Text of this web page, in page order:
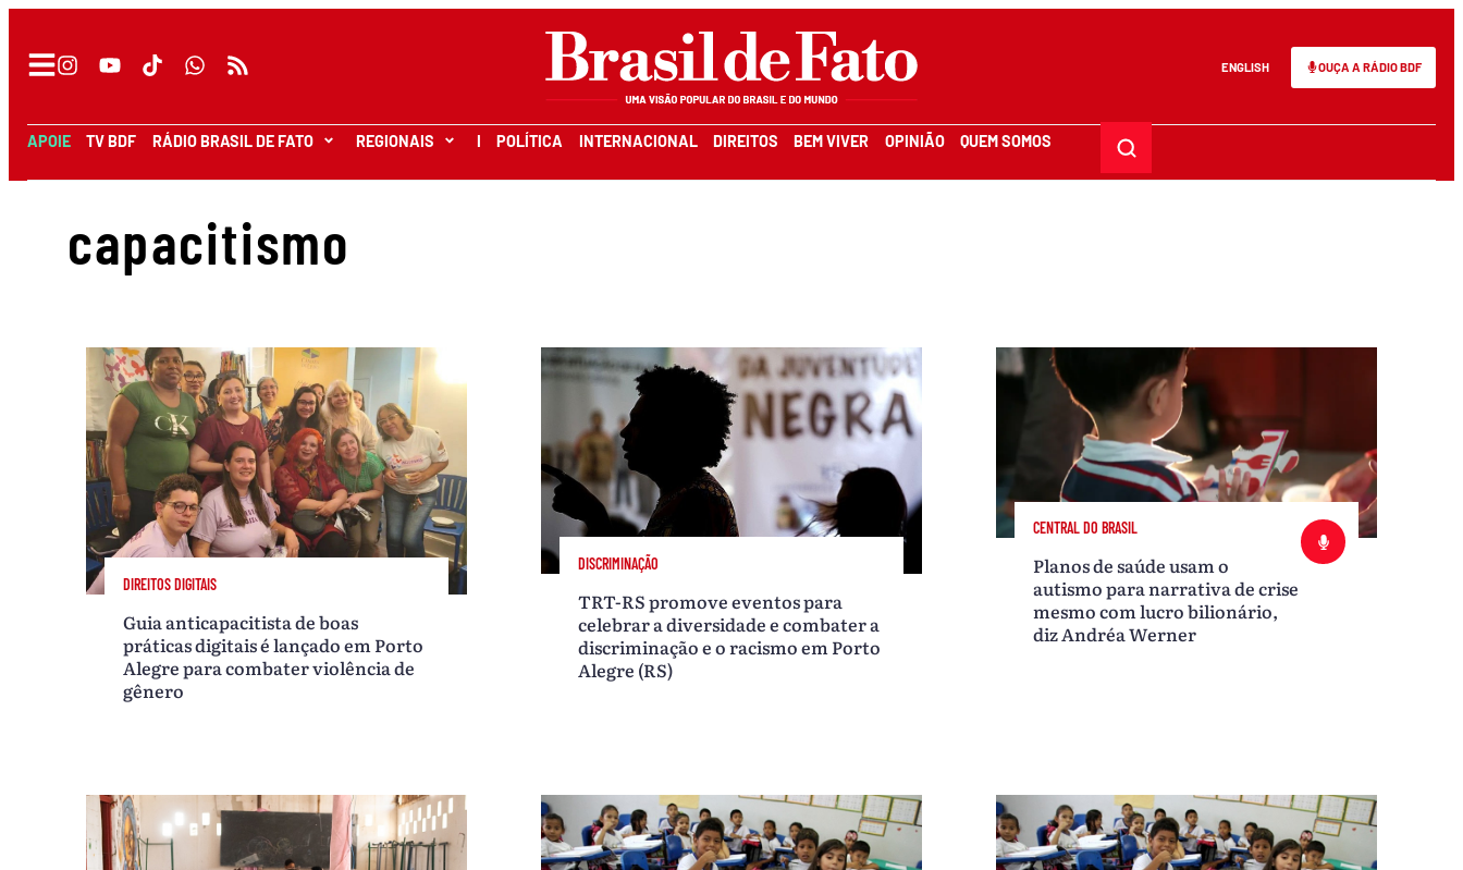
ENGLISH OUÇA A RÁDIO BDF
APOIE TV BDF RÁDIO BRASIL DE FATO REGIONAIS I POLÍTICA INTERNACIONAL DIREITOS BEM VIVER OPINIÃO QUEM SOMOS
capacitismo
DIREITOS DIGITAIS
Guia anticapacitista de boas
práticas digitais é lançado em Porto
Alegre para combater violência de
gênero
DISCRIMINAÇÃO
TRT-RS promove eventos para
celebrar a diversidade e combater a
discriminação e o racismo em Porto
Alegre (RS)
CENTRAL DO BRASIL
Planos de saúde usam o
autismo para narrativa de crise
mesmo com lucro bilionário,
diz Andréa Werner